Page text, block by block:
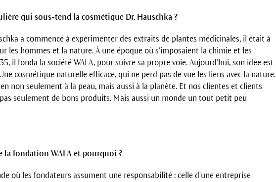
qui sous-tend la cosmétique Dr. Hauschka ?
a commencé à expérimenter des extraits de plantes médicinales, il était à
les hommes et la nature. À une époque où s'imposaient la chimie et les
il fonda la société WALA, pour suivre sa propre voie. Aujourd’hui, son idée est
cosmétique naturelle efficace, qui ne perd pas de vue les liens avec la nature.
non seulement à la peau, mais aussi à la planète. Et nos clientes et clients
seulement de bons produits. Mais aussi un monde un tout petit peu
la fondation WALA et pourquoi ?
où les fondateurs assument une res­ponsabilité : celle d’une entreprise